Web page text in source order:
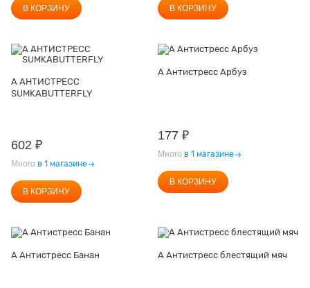
В КОРЗИНУ В КОРЗИНУ
А АНТИСТРЕСС
SUMKABUTTERFLY
602 ₽
Много в 1 магазине
В КОРЗИНУ
А Антистресс Арбуз
177 ₽
Много в 1 магазине
В КОРЗИНУ
А Антистресс Банан А Антистресс блестящий мяч